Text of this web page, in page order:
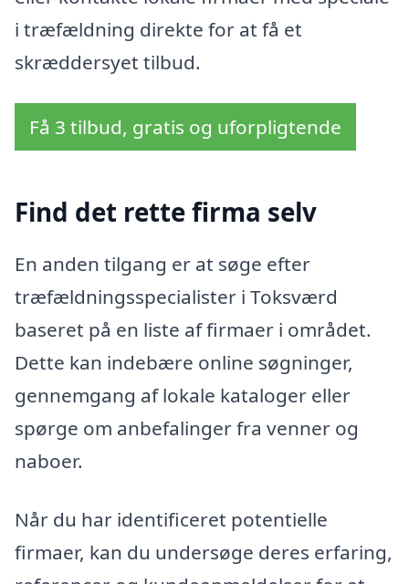
i træfældning direkte for at få et
skræddersyet tilbud.
Få 3 tilbud, gratis og uforpligtende
Find det rette firma selv
En anden tilgang er at søge efter
træfældningsspecialister i Toksværd
baseret på en liste af firmaer i området.
Dette kan indebære online søgninger,
gennemgang af lokale kataloger eller
spørge om anbefalinger fra venner og
naboer.
Når du har identificeret potentielle
firmaer, kan du undersøge deres erfaring,